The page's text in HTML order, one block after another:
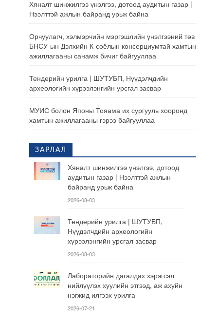
Хяналт шинжилгээ үнэлгээ, дотоод аудитын газар |
Нээлттэй ажлын байранд урьж байна
Орчуулагч, хэлмэрчийн мэргэшлийн үнэлгээний төв
БНСУ-ын Дэлхийн К-соёлын консерциумтай хамтын
ажиллагааны санамж бичиг байгууллаа
Тендерийн урилга | ШУТУБП, Нүүдэлчдийн
археологийн хүрээлэнгийн урсгал засвар
МУИС болон Японы Тояама их сургууль хооронд
хамтын ажиллагааны гэрээ байгууллаа
ЗАРЛАЛ
Хяналт шинжилгээ үнэлгээ, дотоод
аудитын газар | Нээлттэй ажлын
байранд урьж байна
2026-08-03
Тендерийн урилга | ШУТУБП,
Нүүдэлчдийн археологийн
хүрээлэнгийн урсгал засвар
2026-08-03
Лабораторийн дагалдах хэрэгсэл
нийлүүлэх хуулийн этгээд, аж ахуйн
нэгжид илгээх урилга
2026-07-21